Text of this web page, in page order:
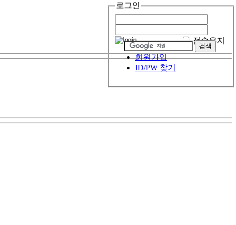
로그인
접속유지
회원가입
ID/PW 찾기